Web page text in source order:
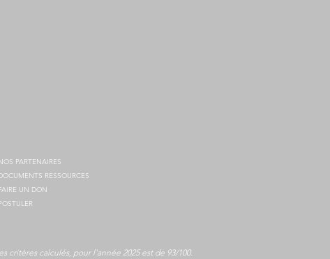
PARTENAIRES
RESSOURCES
UN DON
critères calculés, pour l'année 2025 est de 93/100.